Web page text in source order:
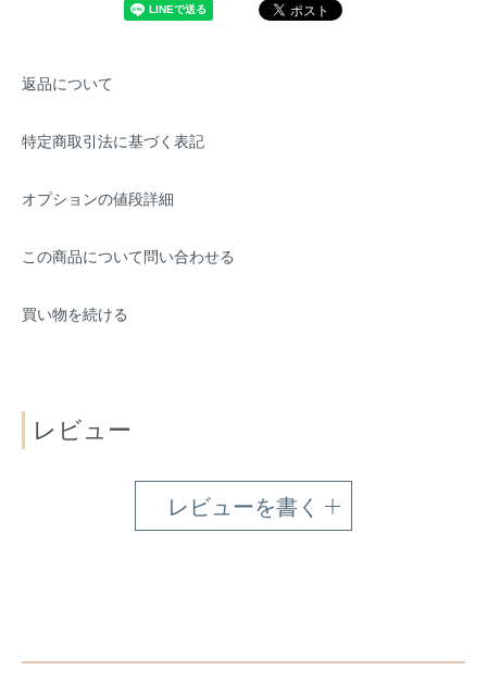
返品について
特定商取引法に基づく表記
オプションの値段詳細
この商品について問い合わせる
買い物を続ける
レビュー
レビューを書く